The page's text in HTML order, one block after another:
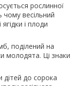
рослинної
чому весільний
і плоди
поділений на
молодята. Ці знаки
до сорока